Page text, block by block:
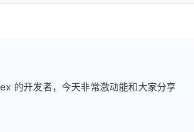
的开发者，今天非常激动能和大家分享